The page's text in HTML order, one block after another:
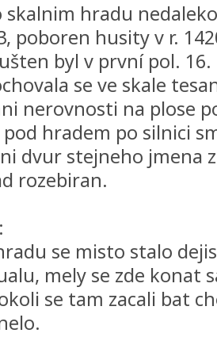
skalnim hradu
poboren husity v r.
byl v první pol. 16.
se ve skale
nerovnosti na plose
hradem po silnici
dvur stejneho jmena
rozebiran.
se misto stalo
mely se zde konat
se tam zacali bat